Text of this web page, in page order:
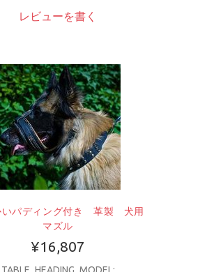
レビューを書く
いパディング付き 革製 犬用
マズル
¥16,807